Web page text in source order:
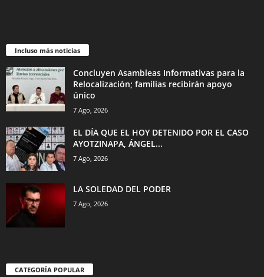
Incluso más noticias
Concluyen Asambleas Informativas para la
Relocalización; familias recibirán apoyo
único
7 Ago, 2026
EL DÍA QUE EL HOY DETENIDO POR EL CASO
AYOTZINAPA, ÁNGEL...
7 Ago, 2026
LA SOLEDAD DEL PODER
7 Ago, 2026
CATEGORÍA POPULAR